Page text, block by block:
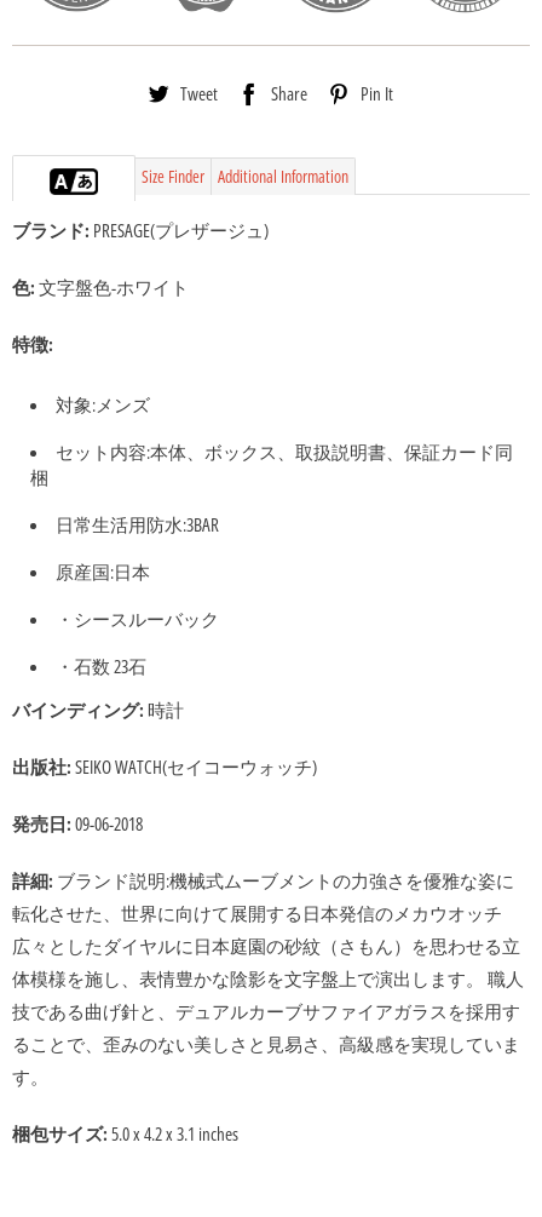
Tweet Share Pin It
Size Finder Additional Information
ブランド: PRESAGE(プレザージュ)
色: 文字盤色-ホワイト
特徴:
対象:メンズ
セット内容:本体、ボックス、取扱説明書、保証カード同
梱
日常生活用防水:3BAR
原産国:日本
・シースルーバック
・石数 23石
バインディング: 時計
出版社: SEIKO WATCH(セイコーウォッチ)
発売日: 09-06-2018
詳細: ブランド説明:機械式ムーブメントの力強さを優雅な姿に
転化させた、世界に向けて展開する日本発信のメカウオッチ
広々としたダイヤルに日本庭園の砂紋（さもん）を思わせる立
体模様を施し、表情豊かな陰影を文字盤上で演出します。 職人
技である曲げ針と、デュアルカーブサファイアガラスを採用す
ることで、歪みのない美しさと見易さ、高級感を実現していま
す。
梱包サイズ: 5.0 x 4.2 x 3.1 inches